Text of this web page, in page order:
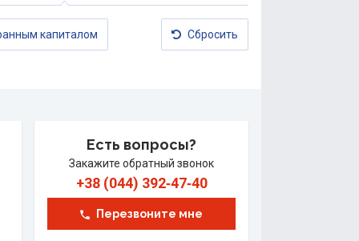
капиталом Сбросить
Есть вопросы?
Закажите обратный звонок
+38 (044) 392‑47‑40
Перезвоните мне